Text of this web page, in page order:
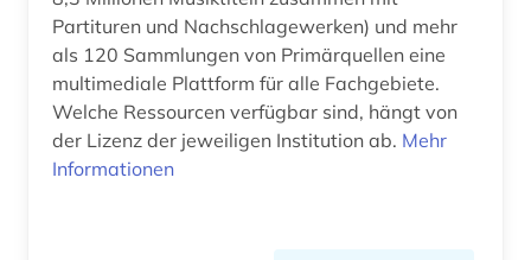
enzyklopädie (5)
ephemera (1)
epistulae (1)
Partituren und Nachschlagewerken) und mehr
als 120 Sammlungen von Primärquellen eine
multimediale Plattform für alle Fachgebiete.
Welche Ressourcen verfügbar sind, hängt von
der Lizenz der jeweiligen Institution ab. Mehr
Informationen